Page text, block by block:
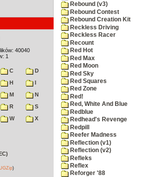
40040
1
C
D
H
I
M
N
R
S
W
X
)
Rebound (v3)
Rebound Contest
Rebound Creation Kit
Reckless Driving
Reckless Racer
Recount
Red Hot
Red Max
Red Moon
Red Sky
Red Squares
Red Zone
Red!
Red, White And Blue
Redblue
Redhead's Revenge
Redpill
Reefer Madness
Reflection (v1)
Reflection (v2)
Refleks
Reflex
Reforger '88